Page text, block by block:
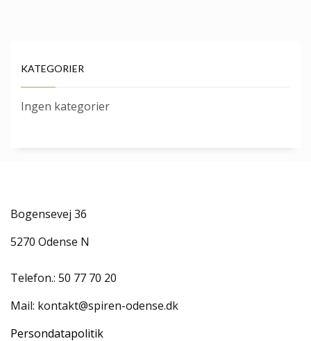
KATEGORIER
Ingen kategorier
Bogensevej 36
5270 Odense N
Telefon.: 50 77 70 20
Mail: kontakt@spiren-odense.dk
Persondatapolitik